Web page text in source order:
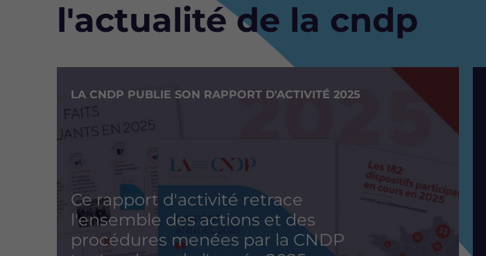
l'actualité de la cndp
LA CNDP PUBLIE SON RAPPORT D'ACTIVITÉ 2025
Ce rapport d'activité retrace
l'ensemble des actions et des
procédures menées par la CNDP